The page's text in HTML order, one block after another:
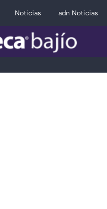
Noticias adn Noticias